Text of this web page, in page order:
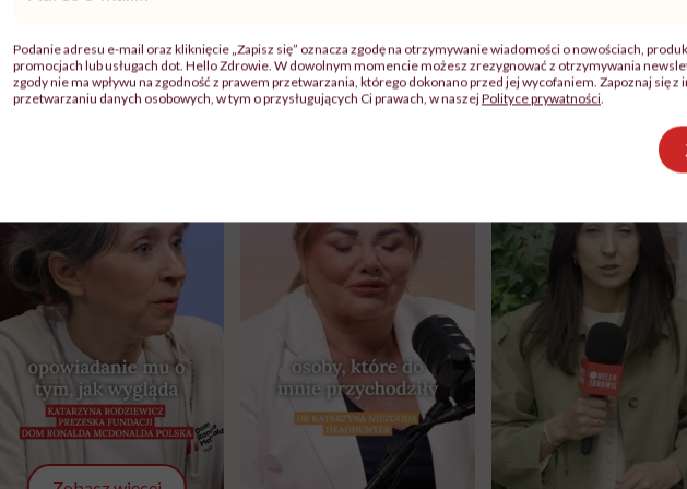
Rolki
mail*
Podanie adresu e-mail oraz kliknięcie „Zapisz się” oznacza zgodę na otrzymywanie wiadomości o nowościach,
promocjach lub usługach dot. Hello Zdrowie. W dowolnym momencie możesz zrezygnować z otrzymywania
zgody nie ma wpływu na zgodność z prawem przetwarzania, którego dokonano przed jej wycofaniem. Zapoznaj się
przetwarzaniu danych osobowych, w tym o przysługujących Ci prawach, w naszejPolityce prywatności.